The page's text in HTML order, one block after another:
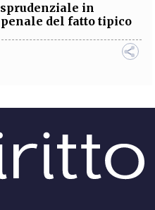
in
del fatto tipico